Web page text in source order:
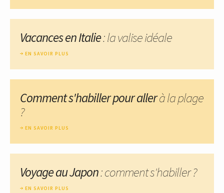
Vacances en Italie: la valise idéale
EN SAVOIR PLUS
Comment s'habiller pour allerà la plage
?
EN SAVOIR PLUS
Voyage au Japon: comment s'habiller ?
EN SAVOIR PLUS